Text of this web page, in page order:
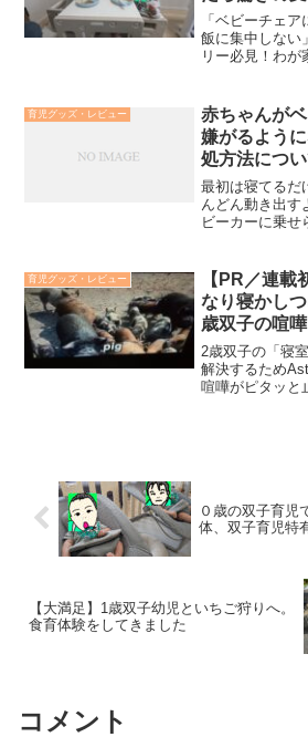
「ベビーチェ
飯に集中しない
リー必見！わが
ントもご紹介し
育児グッズ・レビュー
赤ちゃんが
嫌がるよう
処方法につ
最初は寝てるだ
んどん動き出す
ビーカーに乗せ
ずっと抱っこ
すよね。腕や
そのようなとき
でベビーカーに
とがありました
工夫を本記事で
育児グッズ・レビュー
【PR／連
なり寝かし
歳双子の喧
速報レビュー
2歳双子の「寝
解決するため
喧嘩がピタッと
０歳の双子育児
体、双子育児特
【大満足】1歳双子幼児といちご狩りへ。
食育体験をしてきました
コメント